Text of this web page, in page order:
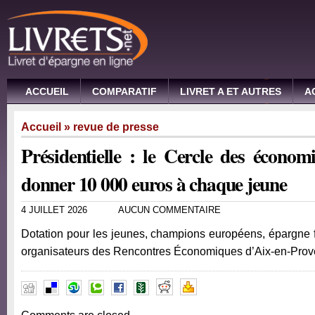
ACCUEIL COMPARATIF LIVRET A ET AUTRES
Accueil » revue de presse
Présidentielle : le Cercle des
donner 10 000 euros à chaque jeune
4 JUILLET 2026 AUCUN COMMENTAIRE
Dotation pour les jeunes, champions européens,
organisateurs des Rencontres Économiques d’Aix-en-